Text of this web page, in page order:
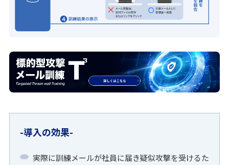
導入の効果
実際に訓練メールが社員に届き疑似攻撃を受けるた